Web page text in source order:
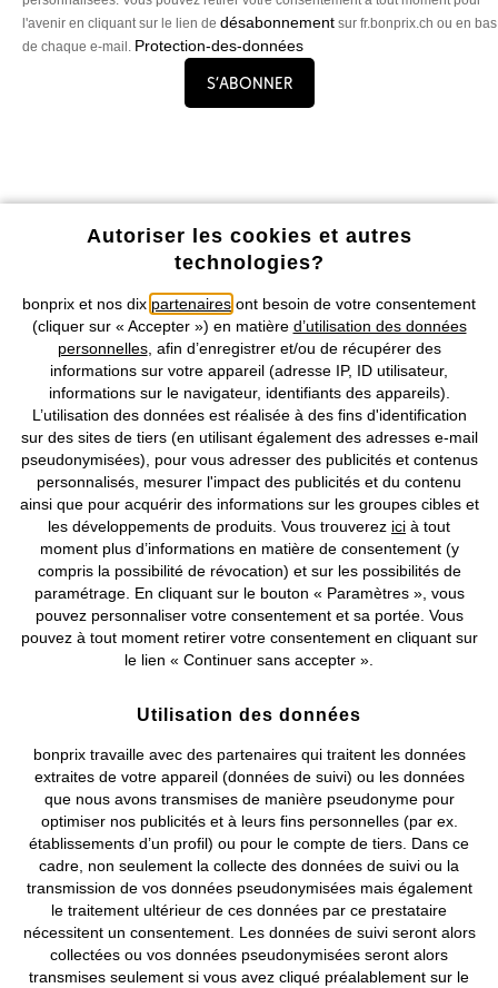
l'avenir en cliquant sur le lien de désabonnement sur fr.bonprix.ch ou en bas
de chaque e-mail. Protection-des-données
S’abonner
Nos Moyens de Paiement
Nos Collections
Notre Entreprise
Retrouvez bonprix sur
Prix indiqués TVA comprise avec en sus frais de port & de service
CGV Données personnelles Paramètres des cookies
Mentions légales Résilier le contrat
© 2026 bonprix.Tous droits réservés.
Deutsch Français
Autoriser les cookies et autres
technologies?
bonprix et nos dix partenaires ont besoin de votre consentement
(cliquer sur « Accepter ») en matière d’utilisation des données
personnelles, afin d’enregistrer et/ou de récupérer des
informations sur votre appareil (adresse IP, ID utilisateur,
informations sur le navigateur, identifiants des appareils).
L’utilisation des données est réalisée à des fins d'identification
sur des sites de tiers (en utilisant également des adresses e-mail
pseudonymisées), pour vous adresser des publicités et contenus
personnalisés, mesurer l'impact des publicités et du contenu
ainsi que pour acquérir des informations sur les groupes cibles et
les développements de produits. Vous trouverez ici à tout
moment plus d’informations en matière de consentement (y
compris la possibilité de révocation) et sur les possibilités de
paramétrage. En cliquant sur le bouton « Paramètres », vous
pouvez personnaliser votre consentement et sa portée. Vous
pouvez à tout moment retirer votre consentement en cliquant sur
le lien « Continuer sans accepter ».
Utilisation des données
bonprix travaille avec des partenaires qui traitent les données
extraites de votre appareil (données de suivi) ou les données
que nous avons transmises de manière pseudonyme pour
optimiser nos publicités et à leurs fins personnelles (par ex.
établissements d’un profil) ou pour le compte de tiers. Dans ce
cadre, non seulement la collecte des données de suivi ou la
transmission de vos données pseudonymisées mais également
le traitement ultérieur de ces données par ce prestataire
nécessitent un consentement. Les données de suivi seront alors
collectées ou vos données pseudonymisées seront alors
transmises seulement si vous avez cliqué préalablement sur le